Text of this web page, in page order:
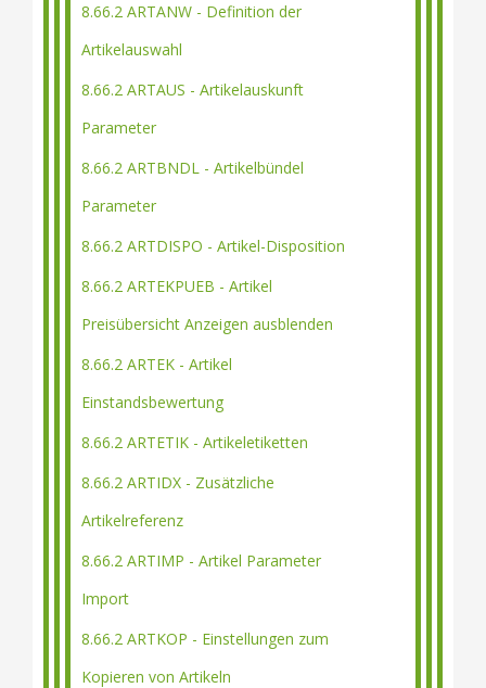
8.66.2 ARTANW - Definition der
Artikelauswahl
8.66.2 ARTAUS - Artikelauskunft
Parameter
8.66.2 ARTBNDL - Artikelbündel
Parameter
8.66.2 ARTDISPO - Artikel-Disposition
8.66.2 ARTEKPUEB - Artikel
Preisübersicht Anzeigen ausblenden
8.66.2 ARTEK - Artikel
Einstandsbewertung
8.66.2 ARTETIK - Artikeletiketten
8.66.2 ARTIDX - Zusätzliche
Artikelreferenz
8.66.2 ARTIMP - Artikel Parameter
Import
8.66.2 ARTKOP - Einstellungen zum
Kopieren von Artikeln